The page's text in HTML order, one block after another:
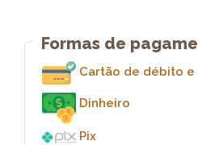
Formas de
Cartão de débito e
Dinheiro
Pix